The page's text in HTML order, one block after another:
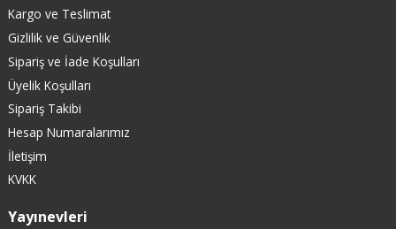
Kargo ve Teslimat
Gizlilik ve Güvenlik
Sipariş ve İade Koşulları
Üyelik Koşulları
Sipariş Takibi
Hesap Numaralarımız
İletişim
KVKK
Yayınevleri